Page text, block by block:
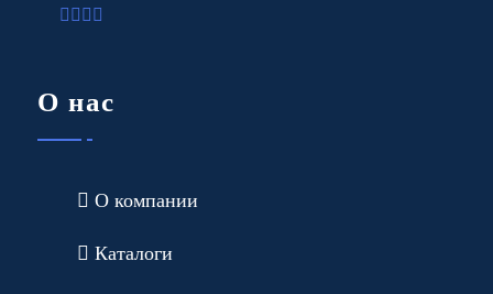
О нас
О компании
Каталоги